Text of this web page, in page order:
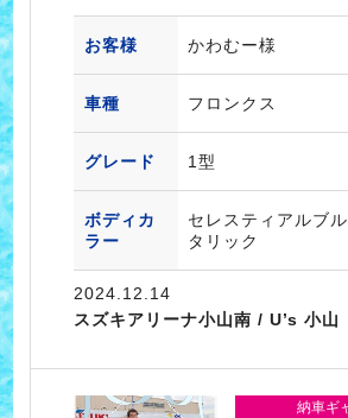
お客様 かわむー様
車種 フロンクス
グレード 1型
ボディカ
ラー
セレスティアルブ
タリック
2024.12.14
スズキアリーナ小山南 / U’s 小山
納車ギ